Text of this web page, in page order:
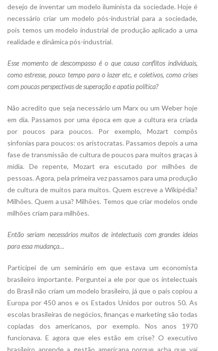
desejo de inventar um modelo iluminista da sociedade. Hoje é
necessário criar um modelo pós-industrial para a sociedade,
pois temos um modelo industrial de produção aplicado a uma
realidade e dinâmica pós-industrial.
Esse momento de descompasso é o que causa conflitos individuais,
como estresse, pouco tempo para o lazer etc, e coletivos, como crises
com poucas perspectivas de superação e apatia política?
Não acredito que seja necessário um Marx ou um Weber hoje
em dia. Passamos por uma época em que a cultura era criada
por poucos para poucos. Por exemplo, Mozart compôs
sinfonias para poucos: os aristocratas. Passamos depois a uma
fase de transmissão de cultura de poucos para muitos graças à
mídia. De repente, Mozart era escutado por milhões de
pessoas. Agora, pela primeira vez passamos para uma produção
de cultura de muitos para muitos. Quem escreve a Wikipédia?
Milhões. Quem a usa? Milhões. Temos que criar modelos onde
milhões criam para milhões.
Então seriam necessários muitos de intelectuais com grandes ideias
para essa mudança…
Participei de um seminário em que estava um economista
brasileiro importante. Perguntei a ele por que os intelectuais
do Brasil não criam um modelo brasileiro, já que o país copiou a
Europa por 450 anos e os Estados Unidos por outros 50. As
escolas brasileiras de negócios, finanças e marketing são todas
copiadas dos americanos, por exemplo. Nos anos 1970
funcionava. E agora que eles estão em crise? O executivo